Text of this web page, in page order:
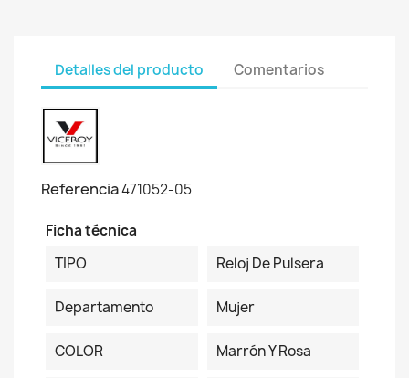
Detalles del producto Comentarios
Referencia471052-05
Ficha técnica
TIPO
Reloj De Pulsera
Departamento Mujer
COLOR Marrón Y Rosa